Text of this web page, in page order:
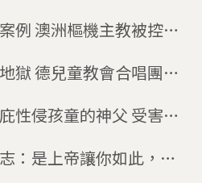
被控涉
合唱團
性侵孩童的神父 受害者
：是上帝讓你如此，而